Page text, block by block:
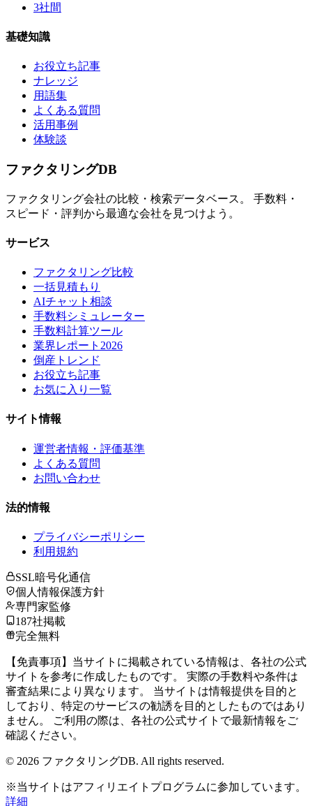
3社間
基礎知識
お役立ち記事
ナレッジ
用語集
よくある質問
活用事例
体験談
ファクタリングDB
ファクタリング会社の比較・検索データベース。 手数料・
スピード・評判から最適な会社を見つけよう。
サービス
ファクタリング比較
一括見積もり
AIチャット相談
手数料シミュレーター
手数料計算ツール
業界レポート2026
倒産トレンド
お役立ち記事
お気に入り一覧
サイト情報
運営者情報・評価基準
よくある質問
お問い合わせ
法的情報
プライバシーポリシー
利用規約
SSL暗号化通信
個人情報保護方針
専門家監修
187社掲載
完全無料
【免責事項】当サイトに掲載されている情報は、各社の公式
サイトを参考に作成したものです。 実際の手数料や条件は
審査結果により異なります。 当サイトは情報提供を目的と
しており、特定のサービスの勧誘を目的としたものではあり
ません。 ご利用の際は、各社の公式サイトで最新情報をご
確認ください。
© 2026 ファクタリングDB. All rights reserved.
※当サイトはアフィリエイトプログラムに参加しています。
詳細